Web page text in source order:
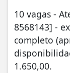
10 vagas -
8568143] -
completo
1.650,00.